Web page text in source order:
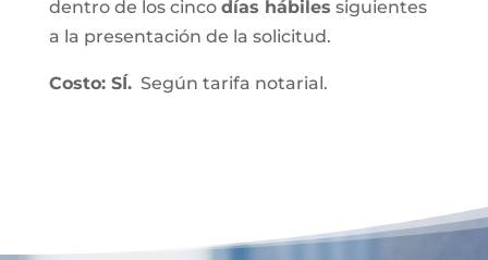
dentro de los cinco días hábiles siguientes
a la presentación de la solicitud.
Costo: SÍ.Según tarifa notarial.